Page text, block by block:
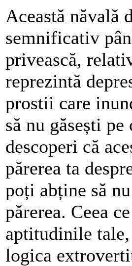
Această năvală
semnificativ
privească,
reprezintă
prostii care
să nu găsești
descoperi că
părerea ta
poți abține să
părerea. Ceea
aptitudinile
logica